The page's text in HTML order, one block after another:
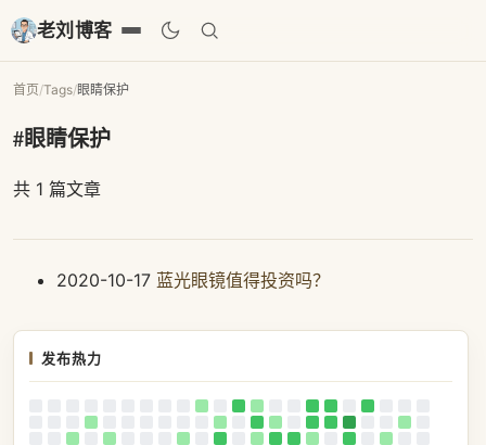
老刘博客
首页/Tags/眼睛保护
#眼睛保护
共 1 篇文章
2020-10-17 蓝光眼镜值得投资吗？
发布热力